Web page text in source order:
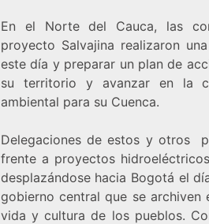
En el Norte del Cauca, las
proyecto Salvajina realizaron
este día y preparar un plan de
su territorio y avanzar en la
ambiental para su Cuenca.
Delegaciones de estos y otros
frente a proyectos
desplazándose hacia Bogotá el
gobierno central que se
vida y cultura de los pueblos.